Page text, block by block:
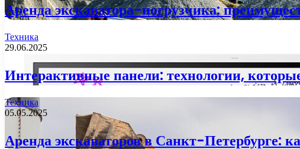
Аренда экскаватора-погрузчика:
Техника
29.06.2025
Интерактивные панели: технологии,
Техника
05.05.2025
Аренда экскаваторов в Санкт-Петербурге: